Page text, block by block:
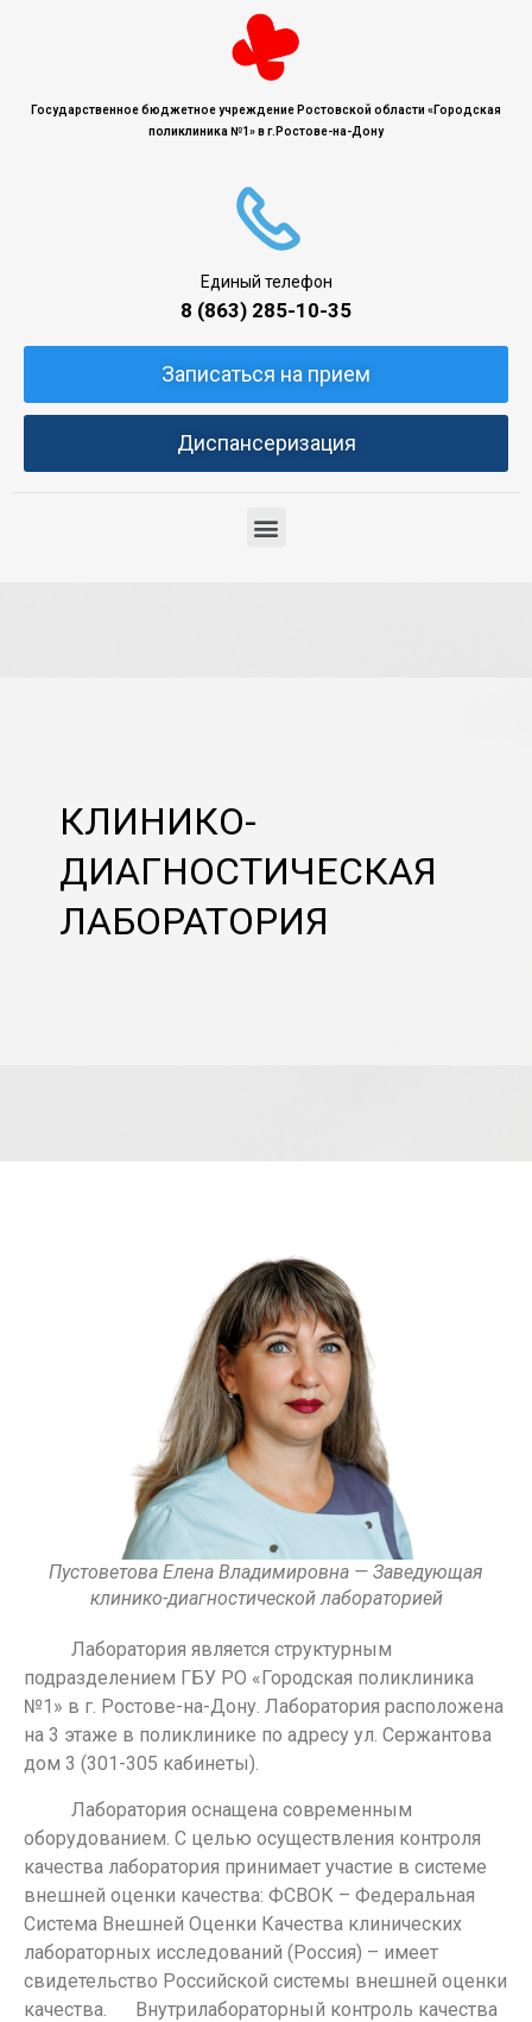
Государственное бюджетное учреждение Ростовской области «Городская
поликлиника №1» в г.Ростове-на-Дону
Единый телефон
8 (863) 285-10-35
Записаться на прием
Диспансеризация
КЛИНИКО-
ДИАГНОСТИЧЕСКАЯ
ЛАБОРАТОРИЯ
Пустоветова Елена Владимировна — Заведующая
клинико-диагностической лабораторией
Лаборатория является структурным
подразделением ГБУ РО «Городская поликлиника
№1» в г. Ростове-на-Дону. Лаборатория расположена
на 3 этаже в поликлинике по адресу ул. Сержантова
дом 3 (301-305 кабинеты).
Лаборатория оснащена современным
оборудованием. С целью осуществления контроля
качества лаборатория принимает участие в системе
внешней оценки качества: ФСВОК – Федеральная
Система Внешней Оценки Качества клинических
лабораторных исследований (Россия) – имеет
свидетельство Российской системы внешней оценки
качества. Внутрилабораторный контроль качества